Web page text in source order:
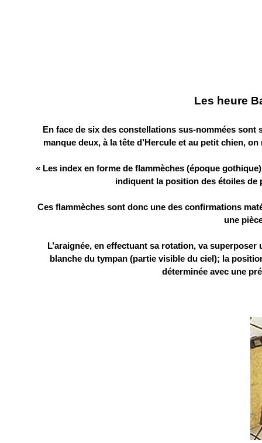
Les heure
En face de six des constellations sus-nommées sont
manque deux, à la tête d’Hercule et au petit chien,
« Les index en forme de flammèches (époque
indiquent la position des étoiles de
Ces flammèches sont donc une des confirmations
une
L’araignée, en effectuant sa rotation, va
blanche du tympan (partie visible du ciel); la
déterminée avec une